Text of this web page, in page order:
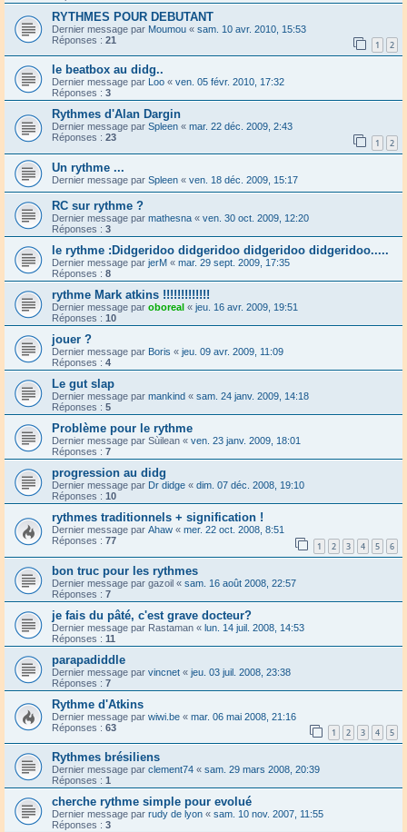
RYTHMES POUR DEBUTANT
Dernier message par Moumou « sam. 10 avr. 2010, 15:53
Réponses : 21 1 2
le beatbox au didg..
Dernier message par Loo « ven. 05 févr. 2010, 17:32
Réponses : 3
Rythmes d'Alan Dargin
Dernier message par Spleen « mar. 22 déc. 2009, 2:43
Réponses : 23 1 2
Un rythme ...
Dernier message par Spleen « ven. 18 déc. 2009, 15:17
RC sur rythme ?
Dernier message par mathesna « ven. 30 oct. 2009, 12:20
Réponses : 3
le rythme :Didgeridoo didgeridoo didgeridoo didgeridoo.....
Dernier message par jerM « mar. 29 sept. 2009, 17:35
Réponses : 8
rythme Mark atkins !!!!!!!!!!!!!
Dernier message par oboreal « jeu. 16 avr. 2009, 19:51
Réponses : 10
jouer ?
Dernier message par Boris « jeu. 09 avr. 2009, 11:09
Réponses : 4
Le gut slap
Dernier message par mankind « sam. 24 janv. 2009, 14:18
Réponses : 5
Problème pour le rythme
Dernier message par Sùilean « ven. 23 janv. 2009, 18:01
Réponses : 7
progression au didg
Dernier message par Dr didge « dim. 07 déc. 2008, 19:10
Réponses : 10
rythmes traditionnels + signification !
Dernier message par Ahaw « mer. 22 oct. 2008, 8:51
Réponses : 77 1 2 3 4 5 6
bon truc pour les rythmes
Dernier message par gazoil « sam. 16 août 2008, 22:57
Réponses : 7
je fais du pâté, c'est grave docteur?
Dernier message par Rastaman « lun. 14 juil. 2008, 14:53
Réponses : 11
parapadiddle
Dernier message par vincnet « jeu. 03 juil. 2008, 23:38
Réponses : 7
Rythme d'Atkins
Dernier message par wiwi.be « mar. 06 mai 2008, 21:16
Réponses : 63 1 2 3 4 5
Rythmes brésiliens
Dernier message par clement74 « sam. 29 mars 2008, 20:39
Réponses : 1
cherche rythme simple pour evolué
Dernier message par rudy de lyon « sam. 10 nov. 2007, 11:55
Réponses : 3